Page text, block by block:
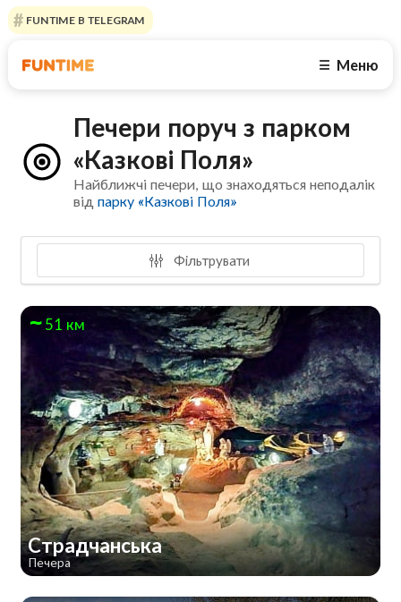
FUNTIME В TELEGRAM
☰ Меню
Печери поруч з парком
«Казкові Поля»
Найближчі печери, що знаходяться неподалік
відпарку «Казкові Поля»
Фільтрувати
51 км
Страдчанська
Печера